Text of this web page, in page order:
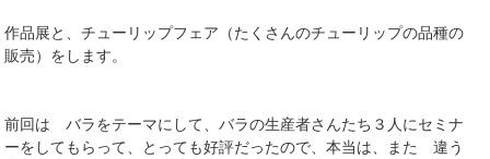
作品展と、チューリップフェア（たくさんのチューリップの品種の
販売）をします。
前回は バラをテーマにして、バラの生産者さんたち３人にセミナ
ーをしてもらって、とっても好評だったので、本当は、また 違う